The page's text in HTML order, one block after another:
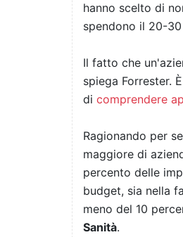
hanno scelto di
spendono il 20-
Il fatto che
spiega Forrester.
di comprendere
Ragionando per
maggiore di
percento delle
budget, sia nella
meno del 10
Sanità.